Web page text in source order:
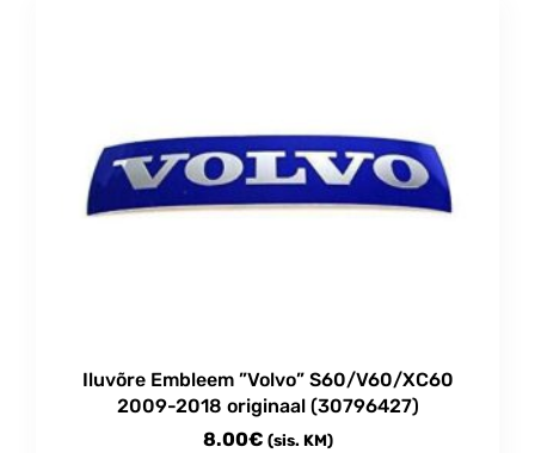
Iluvõre Embleem ”Volvo” S60/V60/XC60
2009-2018 originaal (30796427)
8.00€ (sis. KM)